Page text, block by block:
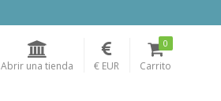
Abrir una tienda € EUR Carrito
0